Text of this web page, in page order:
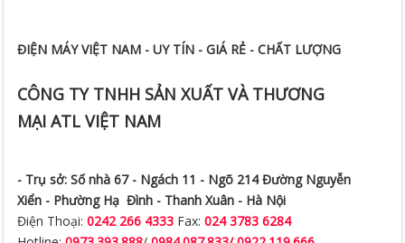
ĐIỆN MÁY VIỆT NAM - UY TÍN - GIÁ RẺ - CHẤT LƯỢNG
CÔNG TY TNHH SẢN XUẤT VÀ THƯƠNG
MẠI ATL VIỆT NAM
- Trụ sở: Số nhà 67 - Ngách 11 - Ngõ 214 Đường Nguyễn
Xiển - Phường Hạ Đình - Thanh Xuân - Hà Nội
Điện Thoại:0242 266 4333 Fax:024 3783 6284